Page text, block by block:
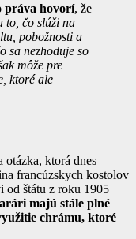
práva hovorí, že
to, čo slúži na
pobožnosti a
sa nezhoduje so
môže pre
ktoré ale
ktorá dnes
francúzskych kostolov
od štátu z roku 1905
majú stále plné
chrámu, ktoré